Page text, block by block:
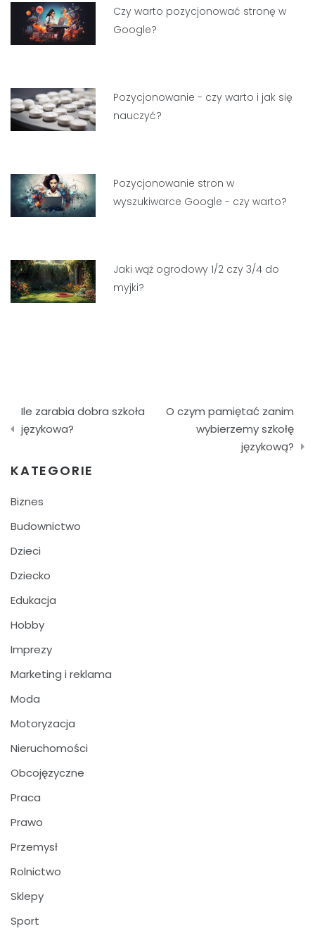
Czy warto pozycjonować stronę w
Google?
Pozycjonowanie - czy warto i jak się
nauczyć?
Pozycjonowanie stron w
wyszukiwarce Google - czy warto?
Jaki wąż ogrodowy 1/2 czy 3/4 do
myjki?
Nawigacja
wpisu
Ile zarabia dobra szkoła
językowa?
O czym pamiętać zanim
wybierzemy szkołę
językową?
KATEGORIE
Biznes
Budownictwo
Dzieci
Dziecko
Edukacja
Hobby
Imprezy
Marketing i reklama
Moda
Motoryzacja
Nieruchomości
Obcojęzyczne
Praca
Prawo
Przemysł
Rolnictwo
Sklepy
Sport